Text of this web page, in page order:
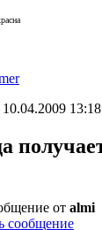
10.04.2009 13:18
от almi